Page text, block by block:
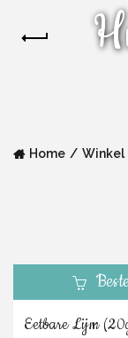
Home Winkel
Eetbare Lijm